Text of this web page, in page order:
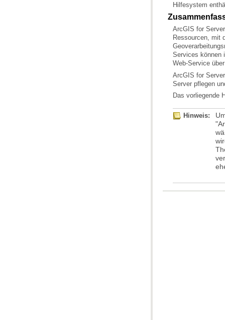
Hilfesystem
ArcGIS for Server
Web-Service
ArcGIS for Server
Server pflegen
Das vorliegende
Hinweis:
"